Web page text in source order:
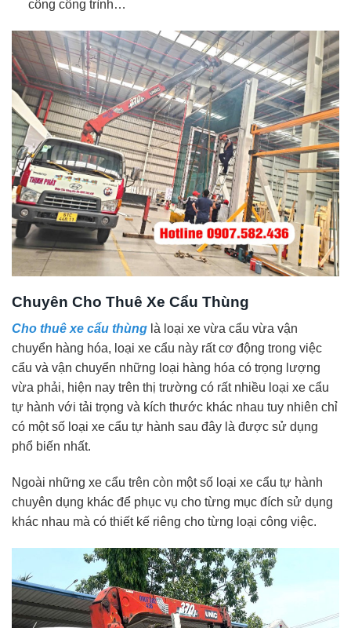
công công trình…
Chuyên Cho Thuê Xe Cẩu Thùng
Cho thuê xe cẩu thùng là loại xe vừa cẩu vừa vận
chuyển hàng hóa, loại xe cẩu này rất cơ động trong việc
cẩu và vận chuyển những loại hàng hóa có trọng lượng
vừa phải, hiện nay trên thị trường có rất nhiều loại xe cẩu
tự hành với tải trọng và kích thước khác nhau tuy nhiên chỉ
có một số loại xe cẩu tự hành sau đây là được sử dụng
phổ biến nhất.
Ngoài những xe cẩu trên còn một số loại xe cẩu tự hành
chuyên dụng khác để phục vụ cho từng mục đích sử dụng
khác nhau mà có thiết kế riêng cho từng loại công việc.